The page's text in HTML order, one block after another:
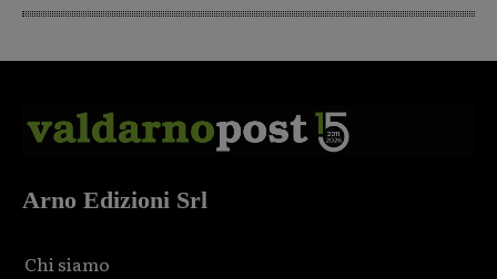
Arno Edizioni Srl
Chi siamo